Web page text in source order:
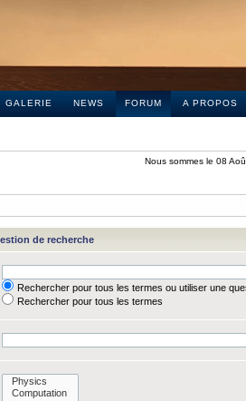
GALERIE NEWS FORUM A PROPOS
Nous sommes le 08
de recherche
Rechercher pour tous les termes ou utiliser une
Rechercher pour tous les termes